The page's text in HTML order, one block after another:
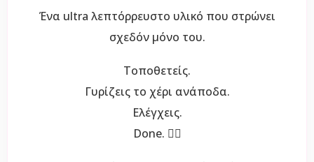
Ένα ultra λεπτόρρευστο υλικό που στρώνει
σχεδόν μόνο του.
Τοποθετείς.
Γυρίζεις το χέρι ανάποδα.
Ελέγχεις.
Done. 😮‍💨